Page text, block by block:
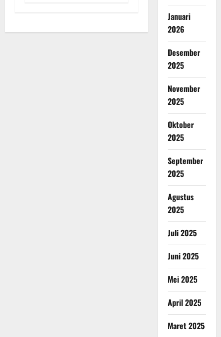
Januari
2026
Desember
2025
November
2025
Oktober
2025
September
2025
Agustus
2025
Juli 2025
Juni 2025
Mei 2025
April 2025
Maret 2025